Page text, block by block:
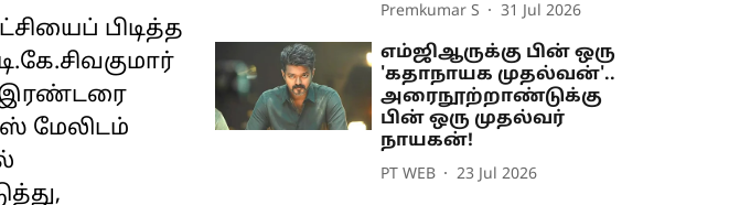
பிடித்த
இரண்டரை
மேலிடம்
Premkumar S 31 Jul 2026
எம்ஜிஆருக்கு பின் ஒரு
'கதாநாயக முதல்வன்'..
அரைநூற்றாண்டுக்கு
பின் ஒரு முதல்வர்
நாயகன்!
PT WEB 23 Jul 2026